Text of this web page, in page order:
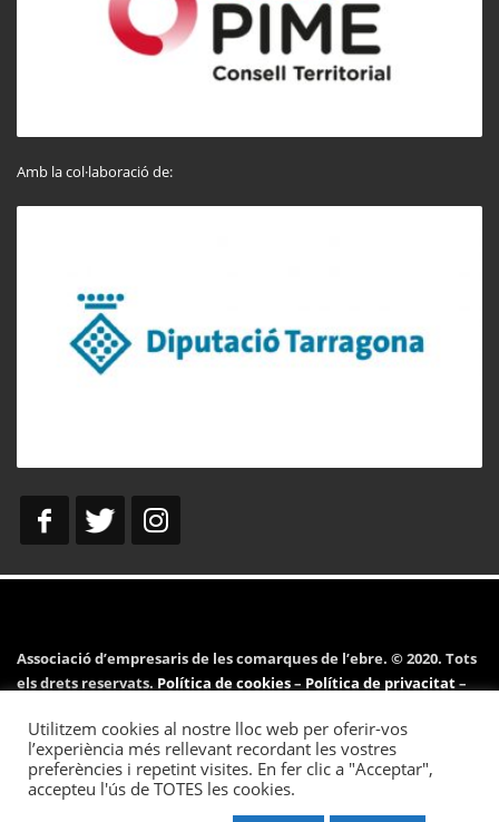
Amb la col·laboració de:
Associació d’empresaris de les comarques de l’ebre. © 2020. Tots
els drets reservats. Política de cookies– Política de privacitat–
Utilitzem cookies al nostre lloc web per oferir-vos
l’experiència més rellevant recordant les vostres
preferències i repetint visites. En fer clic a "Acceptar",
accepteu l'ús de TOTES les cookies.